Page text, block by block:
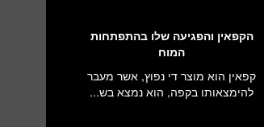
הקפאין והפגיעה שלו בהתפתחות
המוח
קפאין הוא מוצר די נפוץ, אשר מעבר
להימצאותו בקפה, הוא נמצא בש...